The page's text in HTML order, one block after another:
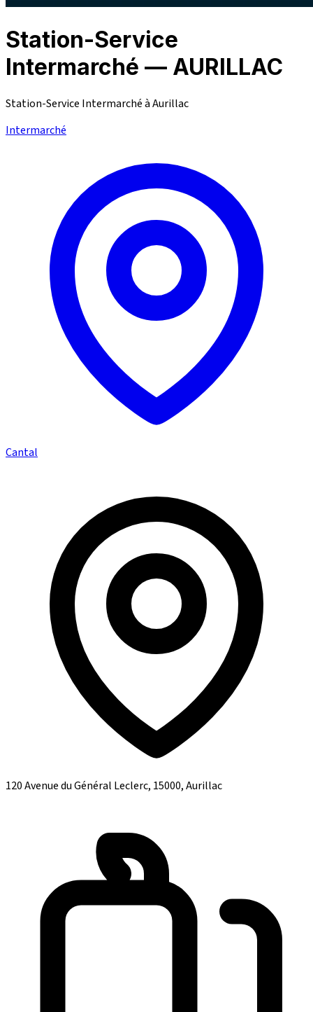
Station-Service
Intermarché — AURILLAC
Station-Service Intermarché à Aurillac
Intermarché
Cantal
120 Avenue du Général Leclerc, 15000, Aurillac